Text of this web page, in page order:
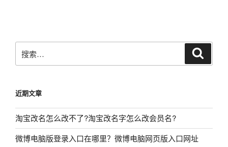
搜
索：
近期文章
淘宝改名怎么改不了?淘宝改名字怎么改会员名?
微博电脑版登录入口在哪里？微博电脑网页版入口网址